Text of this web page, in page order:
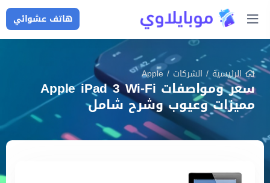
هاتف عشوائي
الرئيسية/ الشركات /
Apple
سعر ومواصفات Apple iPad 3 Wi-Fi
مميزات وعيوب وشرح شامل